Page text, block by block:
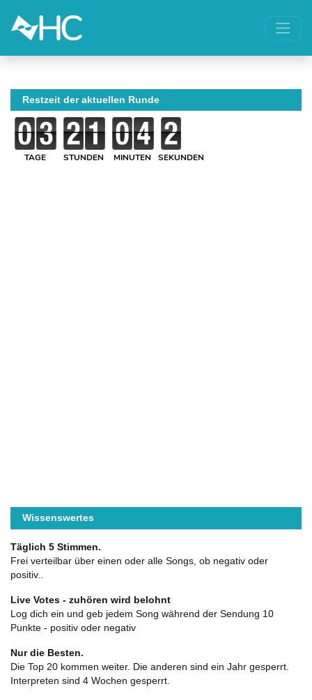
Restzeit der aktuellen Runde
TAGE STUNDEN MINUTEN SEKUNDEN
Wissenswertes
Täglich 5 Stimmen.
Frei verteilbar über einen oder alle Songs, ob negativ oder
positiv..
Live Votes - zuhören wird belohnt
Log dich ein und geb jedem Song während der Sendung 10
Punkte - positiv oder negativ
Nur die Besten.
Die Top 20 kommen weiter. Die anderen sind ein Jahr gesperrt.
Interpreten sind 4 Wochen gesperrt.